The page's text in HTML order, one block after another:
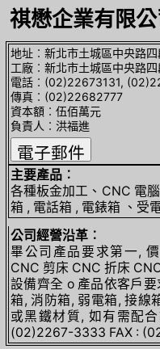
祺懋企業有限公
地址︰新北市土城區中央路
工廠︰新北市土城區中央路
電話︰(02)22673131,
傳真︰(02)22682777
資本額︰伍佰萬元
負責人︰洪福進
主要產品︰
各種板金加工、CNC 電
箱 , 電話箱 , 電錶箱 、受
公司經營沿革︰
畢公司產品要求第一,
CNC 剪床 CNC 折床
設備齊全 o 產品依客戶
箱, 消防箱, 弱電箱, 接線
或黑鐵材質, 如有需配
(02)2267-3333 FAX :